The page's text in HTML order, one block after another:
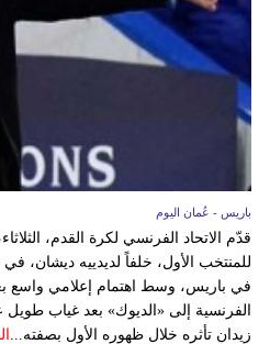
باريس - عُمان اليوم
قدّم الاتحاد الفرنسي لكرة القدم،
للمنتخب الأول، خلفاً لديدييه ديشان،
في باريس، وسط اهتمام إعلامي واسع
الفرنسية إلى «الديوك» بعد غياب
زيدان تأثره خلال ظهوره الأول بصفته...